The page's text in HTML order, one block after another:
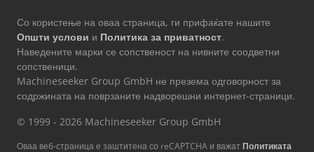
Со користење на оваа страница, ги прифаќате нашите
Општи услови и Политика за приватност.
Наведените марки се сопственост на нивните соодветни
сопственици.
Machineseeker Group GmbH не презема одговорност за
содржината на поврзаните надворешни интернет-страници.
© 1999 - 2026 Machineseeker Group GmbH
Оваа веб-страница е заштитена со reCAPTCHA и важат Политиката